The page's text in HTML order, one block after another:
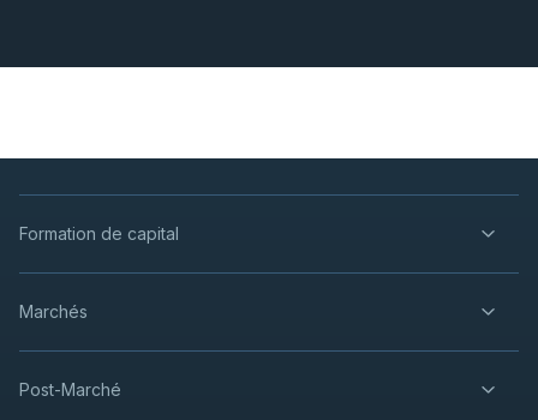
Formation de capital
Marchés
Post-Marché